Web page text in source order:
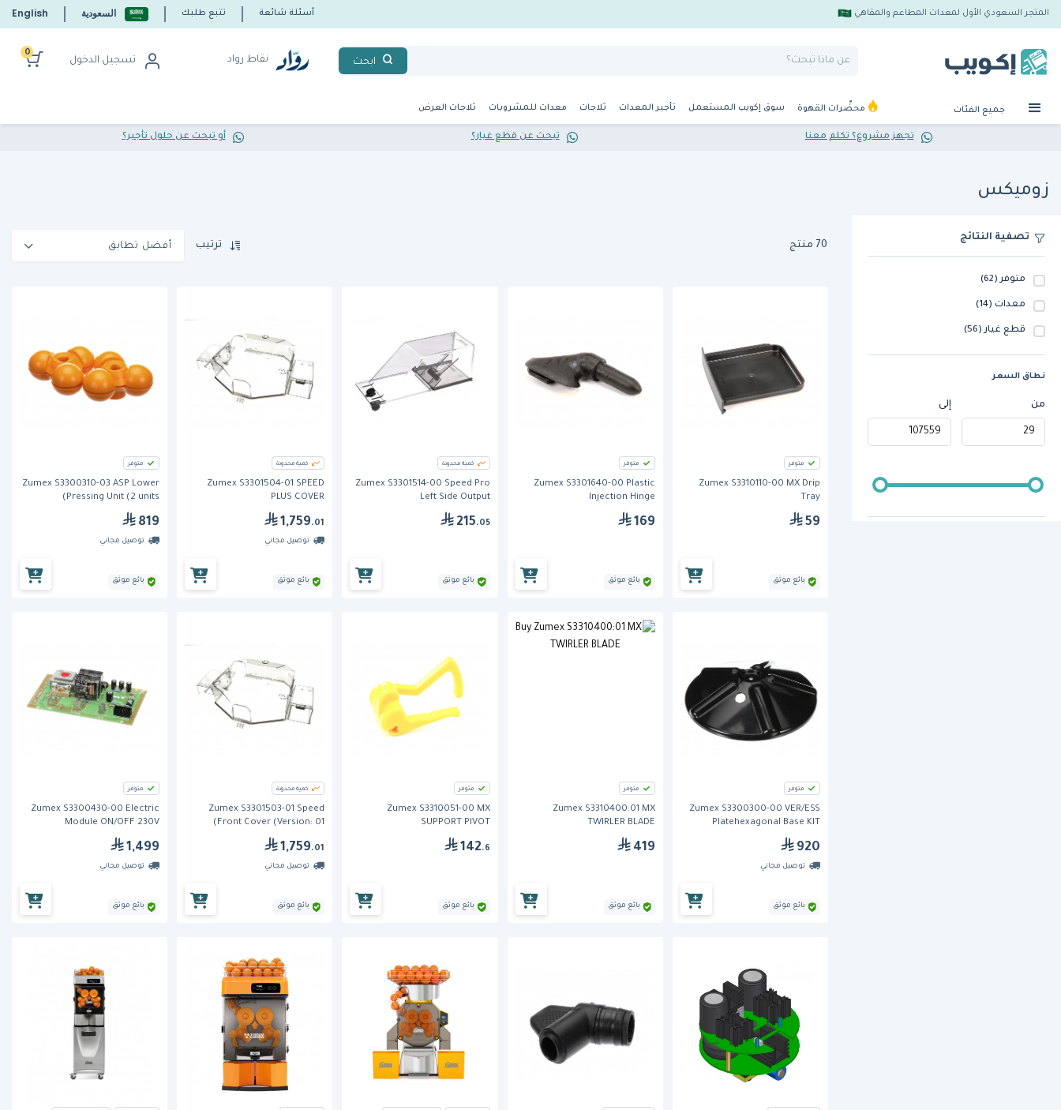
المتجر السعودي الأول لمعدات المطاعم والمقاهي أسئلة شائعة تتبع طلبك السعودية English
ابحث نقاط رواد تسجيل الدخول
0
جميع الفئات محضِّرات القهوة سوق إكويب المستعمل تأجير المعدات ثلاجات معدات للمشروبات ثلاجات العرض
تجهز مشروع؟ تكلم معنا تبحث عن قطع غيار؟ أو تبحث عن حلول تأجير؟
زوميكس
تصفية النتائج
متوفر(62)
معدات (14)
قطع غيار(56)
نطاق السعر
من إلى
70 منتج ترتيب أفضل تطابق
متوفر
Zumex S3310110-00 MX Drip
Tray
59
بائع موثق
متوفر
Zumex S3301640-00 Plastic
Injection Hinge
169
بائع موثق
كمية محدودة
Zumex S3301514-00 Speed Pro
Left Side Output
215.05
بائع موثق
كمية محدودة
Zumex S3301504-01 SPEED
PLUS COVER
1,759.01
توصيل مجاني
بائع موثق
متوفر
Zumex S3300310-03 ASP Lower
Pressing Unit (2 units)
819
توصيل مجاني
بائع موثق
متوفر
Zumex S3300300-00 VER/ESS
Platehexagonal Base KIT
920
توصيل مجاني
بائع موثق
متوفر
Zumex S3310400:01 MX
TWIRLER BLADE
419
بائع موثق
متوفر
Zumex S3310051-00 MX
SUPPORT PIVOT
142.6
بائع موثق
كمية محدودة
Zumex S3301503-01 Speed
Front Cover (Version: 01)
1,759.01
توصيل مجاني
بائع موثق
متوفر
Zumex S3300430-00 Electric
Module ON/OFF 230V
1,499
توصيل مجاني
بائع موثق